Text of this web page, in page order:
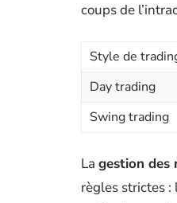
coups de
Style de
Day trading
Swing trading
La gestion des
règles strictes